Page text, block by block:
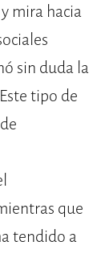
mira hacia
sin duda la
tipo de
que
tendido a